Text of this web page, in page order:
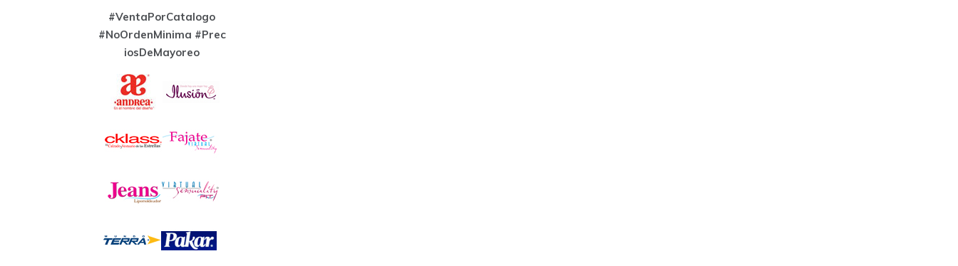
#VentaPorCatalogo
#NoOrdenMinima #Prec
iosDeMayoreo